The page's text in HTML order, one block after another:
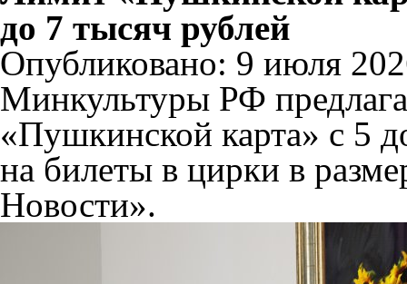
до 7 тысяч рублей
Опубликовано: 9 июля
Минкультуры РФ
«Пушкинской карта» с 5
на билеты в цирки в
Новости».